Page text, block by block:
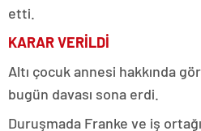
etti.
KARAR VERİLDİ
Altı çocuk annesi hakkında
bugün davası sona erdi.
Duruşmada Franke ve iş